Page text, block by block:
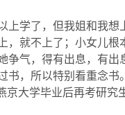
学了，但我姐和我
就不上了；小女儿
气，得有出息，有出
，所以特别看重念
大学毕业后再考研